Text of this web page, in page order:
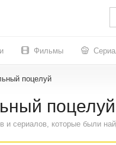
Фильмы
поцелуй
поцелуй
и сериалов, которые были